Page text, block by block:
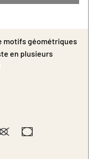
motifs géométriques
en plusieurs